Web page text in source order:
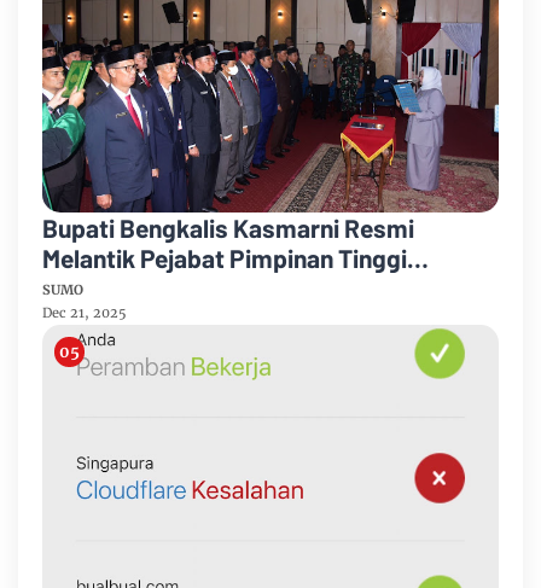
Bupati Bengkalis Kasmarni Resmi
Melantik Pejabat Pimpinan Tinggi
Pratama
SUMO
Dec 21, 2025